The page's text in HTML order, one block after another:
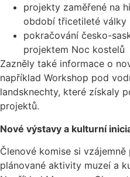
projekty zaměřené na
období třicetileté války
pokračování česko-
projektem Noc kostelů
Zazněly také informace o
například Workshop pod
landsknechty, které získaly
projektů.
Nové výstavy a kulturní
Členové komise si
plánované aktivity muzeí a